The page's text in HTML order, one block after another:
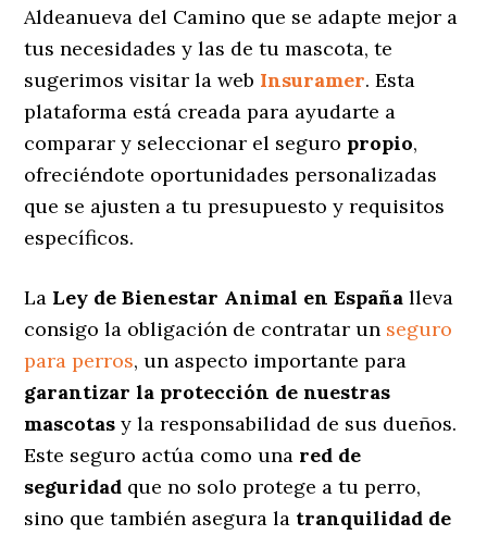
Aldeanueva del Camino que se adapte mejor a
tus necesidades y las de tu mascota, te
sugerimos visitar la web Insuramer. Esta
plataforma está creada para ayudarte a
comparar y seleccionar el seguro propio,
ofreciéndote oportunidades personalizadas
que se ajusten a tu presupuesto y requisitos
específicos.
La Ley de Bienestar Animal en España lleva
consigo la obligación de contratar un seguro
para perros, un aspecto importante para
garantizar la protección de nuestras
mascotas y la responsabilidad de sus dueños.
Este seguro actúa como una red de
seguridad que no solo protege a tu perro,
sino que también asegura la tranquilidad de